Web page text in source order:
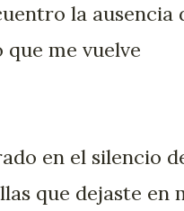
la ausencia
me vuelve
en el silencio
que dejaste en